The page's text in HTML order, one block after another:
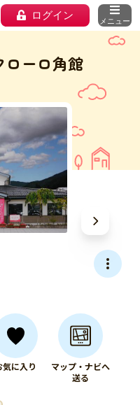
ログイン メニュー
ーロ角館
気に入り
マップ・ナビへ
送る